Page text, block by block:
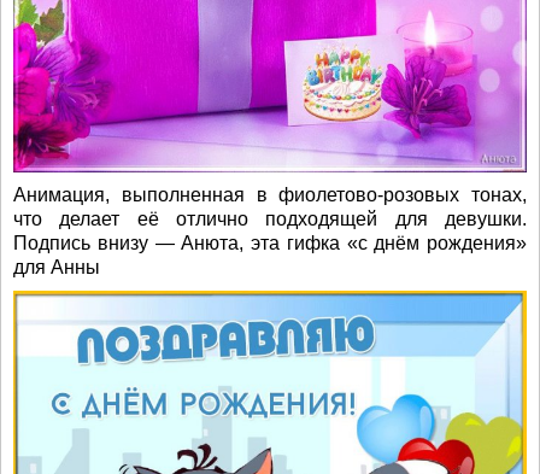
Анимация, выполненная в фиолетово-розовых тонах,
что делает её отлично подходящей для девушки.
Подпись внизу — Анюта, эта гифка «с днём рождения»
для Анны